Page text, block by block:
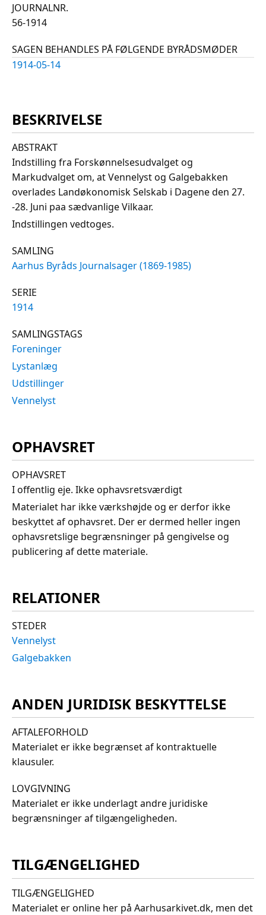
JOURNALNR.
56-1914
SAGEN BEHANDLES PÅ FØLGENDE BYRÅDSMØDER
1914-05-14
BESKRIVELSE
ABSTRAKT
Indstilling fra Forskønnelsesudvalget og
Markudvalget om, at Vennelyst og Galgebakken
overlades Landøkonomisk Selskab i Dagene den 27.
-28. Juni paa sædvanlige Vilkaar.
Indstillingen vedtoges.
SAMLING
Aarhus Byråds Journalsager (1869-1985)
SERIE
1914
SAMLINGSTAGS
Foreninger
Lystanlæg
Udstillinger
Vennelyst
OPHAVSRET
OPHAVSRET
I offentlig eje. Ikke ophavsretsværdigt
Materialet har ikke værkshøjde og er derfor ikke
beskyttet af ophavsret. Der er dermed heller ingen
ophavsretslige begrænsninger på gengivelse og
publicering af dette materiale.
RELATIONER
STEDER
Vennelyst
Galgebakken
ANDEN JURIDISK BESKYTTELSE
AFTALEFORHOLD
Materialet er ikke begrænset af kontraktuelle
klausuler.
LOVGIVNING
Materialet er ikke underlagt andre juridiske
begrænsninger af tilgængeligheden.
TILGÆNGELIGHED
TILGÆNGELIGHED
Materialet er online her på Aarhusarkivet.dk, men det